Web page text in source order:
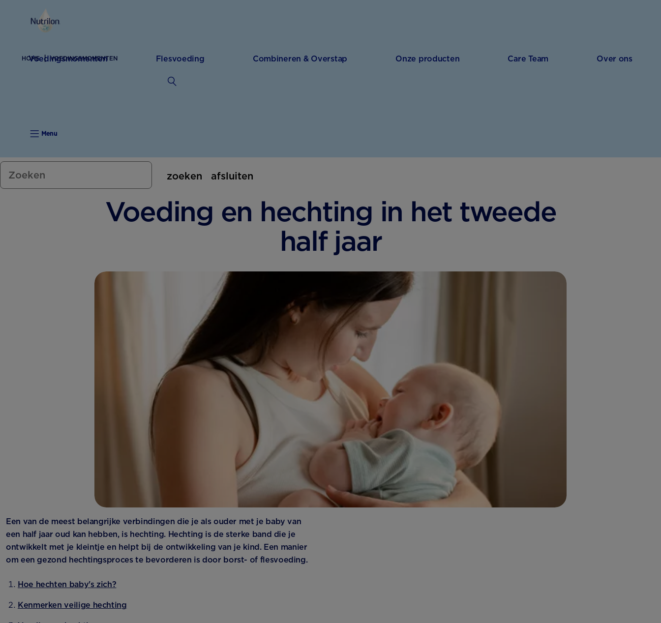
Voedingsmomenten Flesvoeding Combineren & Overstap Onze producten Care Team Over ons
Menu
zoeken afsluiten
Voeding en hechting in het tweede
half jaar
HOME VOEDINGSMOMENTEN
Een van de meest belangrijke verbindingen die je als ouder met je baby van
een half jaar oud kan hebben, is hechting. Hechting is de sterke band die je
ontwikkelt met je kleintje en helpt bij de ontwikkeling van je kind. Een manier
om een gezond hechtingsproces te bevorderen is door borst- of flesvoeding.
Hoe hechten baby's zich?
Kenmerken veilige hechting